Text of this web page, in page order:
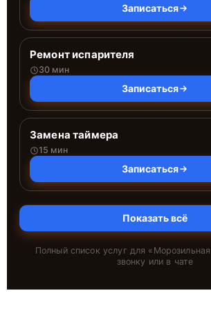
Записаться
Ремонт испарителя
30 мин
Записаться
Замена таймера
15 мин
Записаться
Показать всё
Полный список услуг для «
звонку или в чате